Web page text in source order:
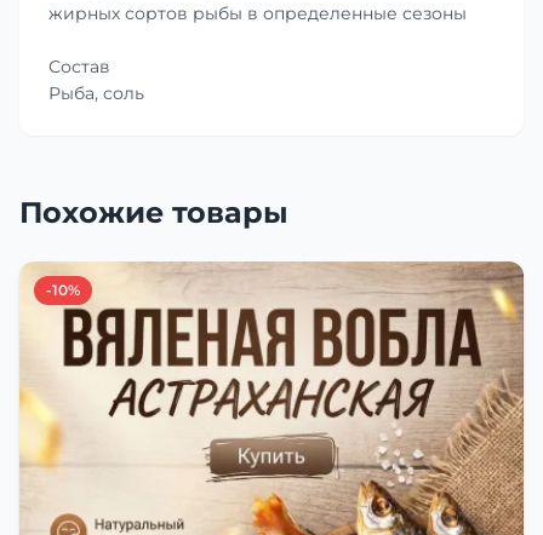
жирных сортов рыбы в определенные сезоны
Состав
Рыба, соль
Похожие товары
-10%